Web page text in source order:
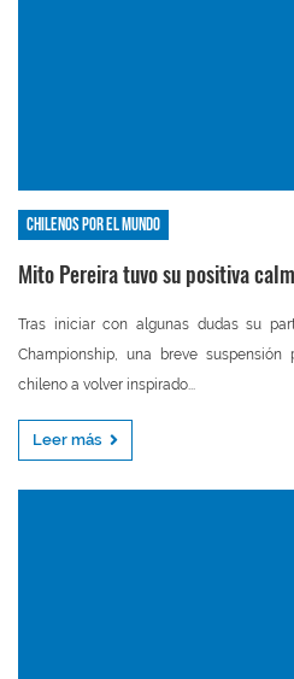
Chilenos por el mundo
Mito Pereira tuvo su positiva
Tras iniciar con algunas dudas su
Championship, una breve
chileno a volver inspirado...
Leer más